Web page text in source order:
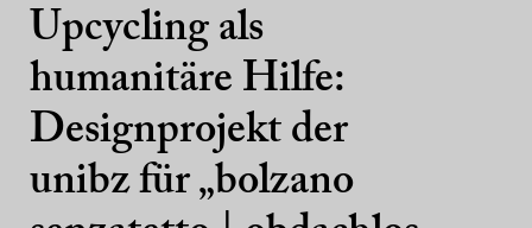
Upcycling als
humanitäre Hilfe:
Designprojekt der
unibz für „bolzano